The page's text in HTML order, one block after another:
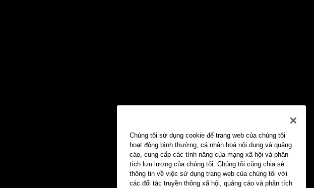
Chúng tôi sử dụng cookie để trang web của chúng tôi
hoạt động bình thường, cá nhân hoá nội dung và quảng
cáo, cung cấp các tính năng của mạng xã hội và phân
tích lưu lượng của chúng tôi. Chúng tôi cũng chia sẻ
thông tin về việc sử dụng trang web của chúng tôi với
các đối tác truyền thông xã hội, quảng cáo và phân tích